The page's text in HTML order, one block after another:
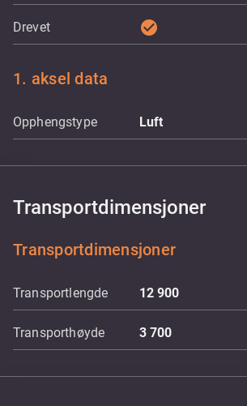
Drevet check_circle
1. aksel data
Opphengstype Luft
Transportdimensjoner
Transportdimensjoner
Transportlengde 12 900
Transporthøyde 3 700